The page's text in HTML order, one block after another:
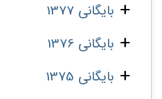
بایگانی 1377
بایگانی 1376
بایگانی 1375